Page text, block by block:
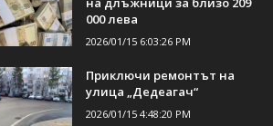
Разпродадоха имущество
000 лева
2026/01/15 6:03:26 PM
Приключи ремонтът на
улица „Дедеагач“